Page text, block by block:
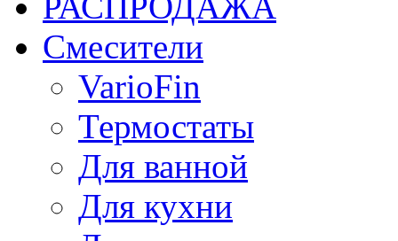
Смесители
VarioFin
Термостаты
Для ванной
Для кухни